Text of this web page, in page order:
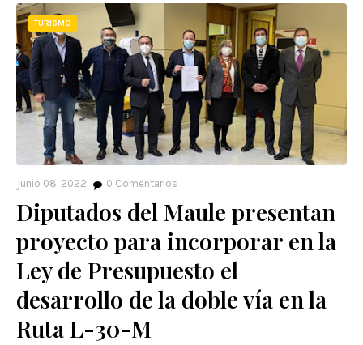
TURISMO
junio 08, 2022 0 Comentarios
Diputados del Maule presentan
proyecto para incorporar en la
Ley de Presupuesto el
desarrollo de la doble vía en la
Ruta L-30-M